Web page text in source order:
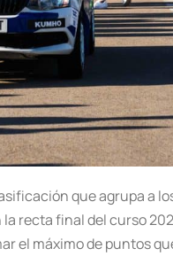
que agrupa a
recta final del curso
el máximo de puntos